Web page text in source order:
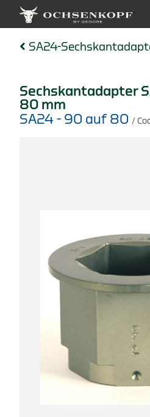
SA24-
Sechskantadapter
80 mm
SA24 - 90 auf 80 /